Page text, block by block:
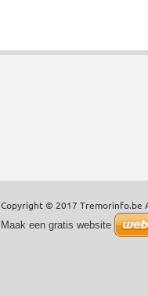
Copyright © 2017 Tremorinfo.be
Maak een gratis website